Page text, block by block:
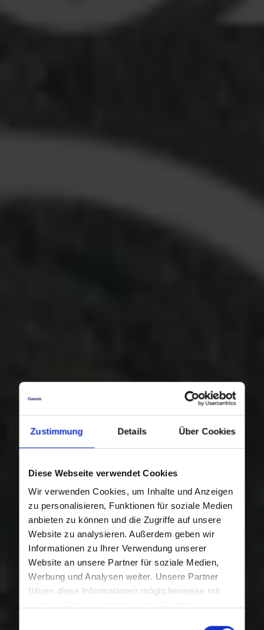
Zustimmung Details Über Cookies
Diese Webseite verwendet Cookies
Wir verwenden Cookies, um Inhalte und Anzeigen
zu personalisieren, Funktionen für soziale Medien
anbieten zu können und die Zugriffe auf unsere
Website zu analysieren. Außerdem geben wir
Informationen zu Ihrer Verwendung unserer
Website an unsere Partner für soziale Medien,
Werbung und Analysen weiter. Unsere Partner
führen diese Informationen möglicherweise mit